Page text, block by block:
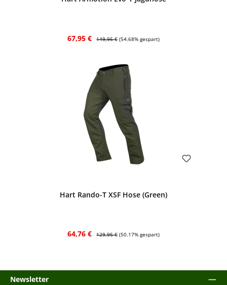
Verkaufspreis:
67,95 € Regulärer Preis:
149,95 € (54.68% gespart)
Hart Rando-T XSF Hose (Green)
Verkaufspreis:
64,76 € Regulärer Preis:
129,95 € (50.17% gespart)
Newsletter